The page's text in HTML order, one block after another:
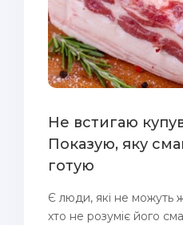
Не встигаю
Показую, яку
готую
Є люди, які не можуть
хто не розуміє його